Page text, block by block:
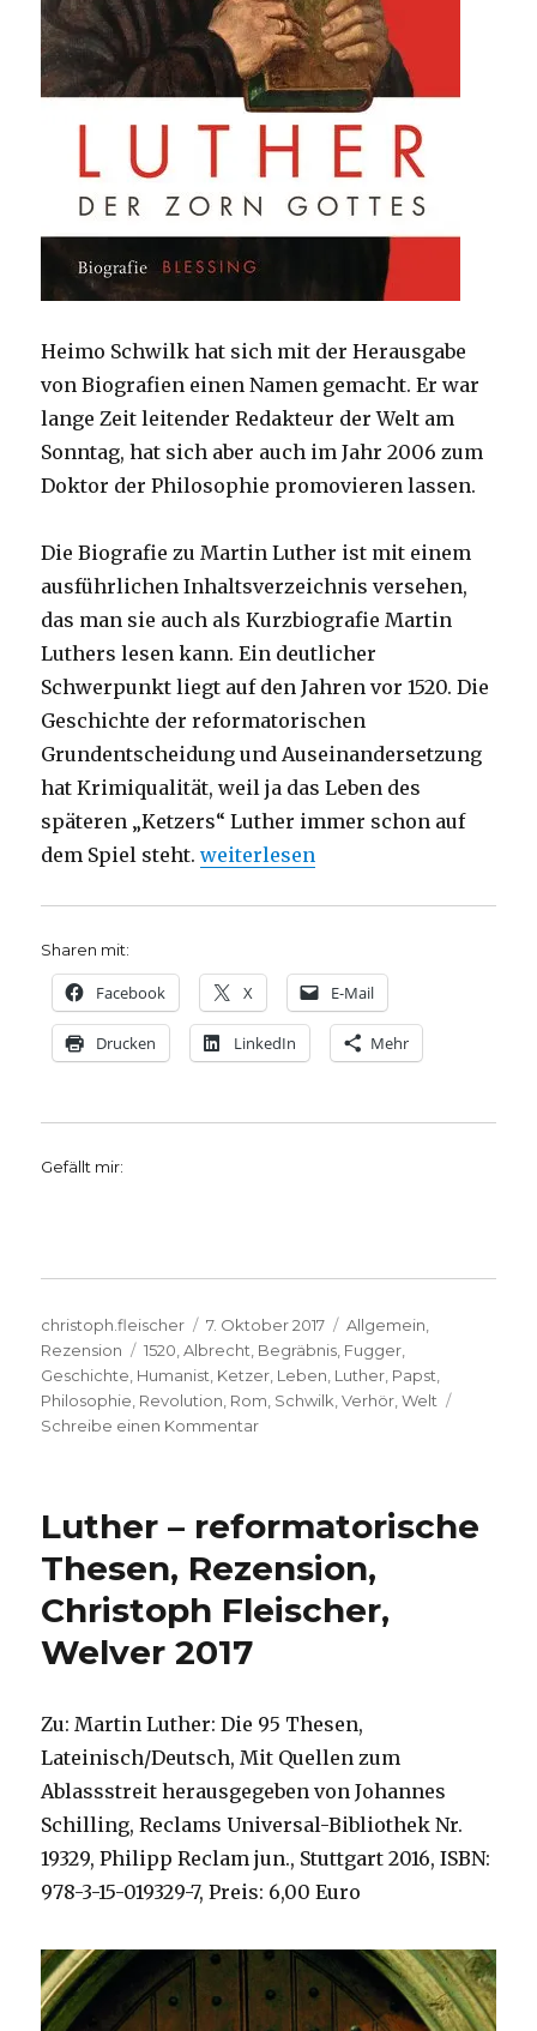
Heimo Schwilk hat sich mit der Herausgabe
von Biografien einen Namen gemacht. Er war
lange Zeit leitender Redakteur der Welt am
Sonntag, hat sich aber auch im Jahr 2006 zum
Doktor der Philosophie promovieren lassen.
Die Biografie zu Martin Luther ist mit einem
ausführlichen Inhaltsverzeichnis versehen,
das man sie auch als Kurzbiografie Martin
Luthers lesen kann. Ein deutlicher
Schwerpunkt liegt auf den Jahren vor 1520. Die
Geschichte der reformatorischen
Grundentscheidung und Auseinandersetzung
hat Krimiqualität, weil ja das Leben des
späteren „Ketzers“ Luther immer schon auf
dem Spiel steht.„Revolutionär Luther, Rezension,
weiterlesen
Sharen mit:
Facebook X E-Mail
Drucken LinkedIn Mehr
Gefällt mir:
Autor
christoph.fleischer
Veröffentlicht
am
7. Oktober 2017 Kategorien
Allgemein
Rezension
Schlagwörter
1520 ,Albrecht Begräbnis Fugger
Geschichte Humanist Ketzer Leben Luther Papst
Philosophie Revolution Rom Schwilk ,Verhör ,Welt
Schreibe einen Kommentarzu
Christoph
Fleischer,
Welver
2017
Luther – reformatorische
Thesen, Rezension,
Christoph Fleischer,
Welver 2017
Zu: Martin Luther: Die 95 Thesen,
Lateinisch/Deutsch, Mit Quellen zum
Ablassstreit herausgegeben von Johannes
Schilling, Reclams Universal-Bibliothek Nr.
19329, Philipp Reclam jun., Stuttgart 2016, ISBN:
978-3-15-019329-7, Preis: 6,00 Euro